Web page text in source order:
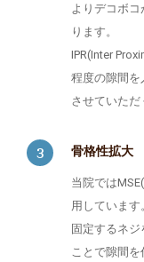
よりデコボ
ります。
IPR(Inter
程度の隙間を
させていただ
骨格性拡大
当院では
用していま
固定するネ
ことで隙間を